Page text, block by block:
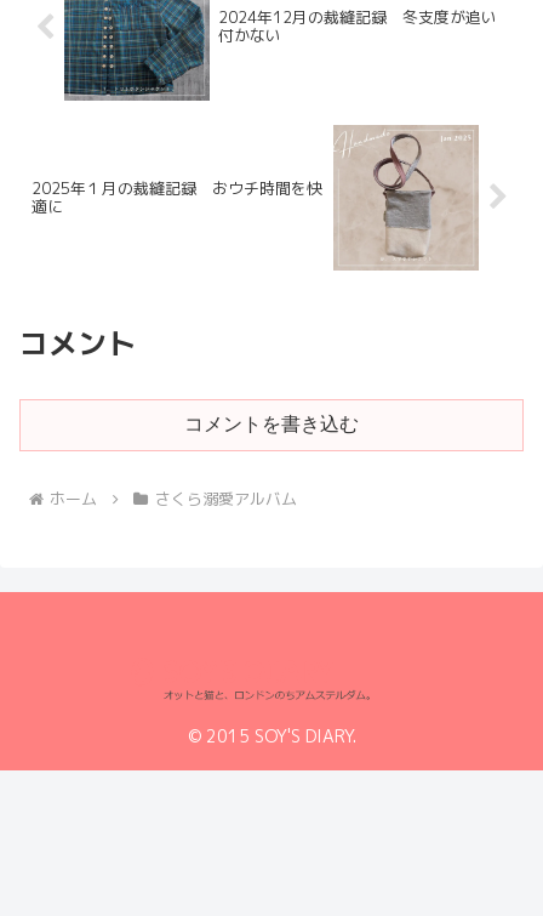
2024年12月の裁縫記録 冬支度が追い
付かない
2025年１月の裁縫記録 おウチ時間を快
適に
コメント
コメントを書き込む
ホーム さくら溺愛アルバム
© 2015 SOY'S DIARY.